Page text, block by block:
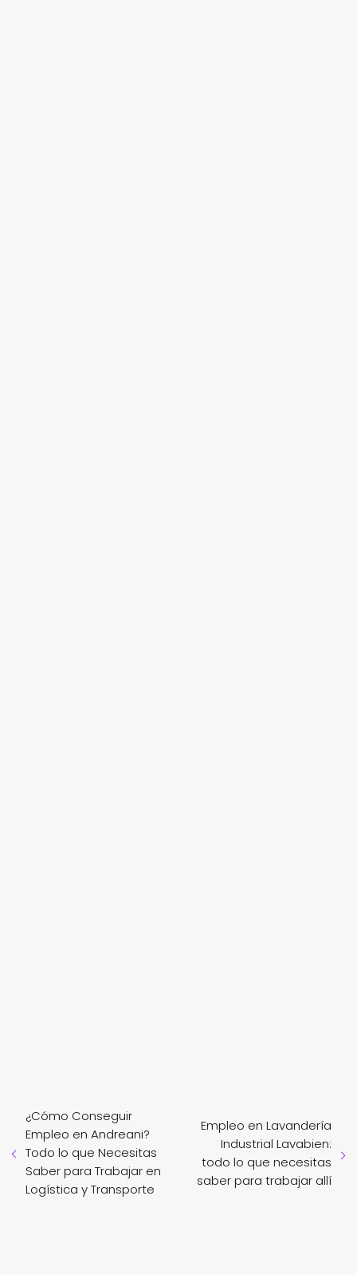
¿Cómo Conseguir
Empleo en Andreani?
Todo lo que Necesitas
Saber para Trabajar en
Logística y Transporte
Empleo en Lavandería
Industrial Lavabien:
todo lo que necesitas
saber para trabajar allí